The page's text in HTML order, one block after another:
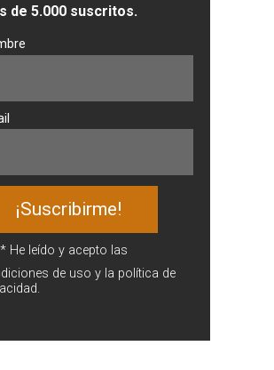
de 5.000 suscritos.
* He leído y acepto las
de uso y la política de